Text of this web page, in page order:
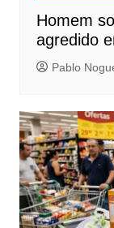
Homem
agredido
Pablo